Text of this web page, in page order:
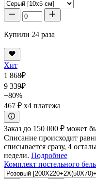
Купили 24 раза
Хит
1 868₽
9 339₽
−80%
467 ₽ x4 платежа
Заказ до 150 000 ₽ может
Списание происходит
списывается сразу, 4
недели. Подробнее
Комплект постельного